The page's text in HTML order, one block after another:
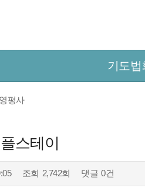
기도법
평사
스테이
조회 2,742회 댓글 0건